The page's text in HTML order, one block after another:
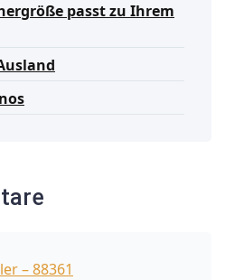
passt zu Ihrem
– 88361